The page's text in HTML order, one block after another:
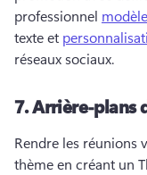
professionnel
texte et
réseaux sociaux.
7.Arrière-plans
Rendre les réunions
thème en créant un